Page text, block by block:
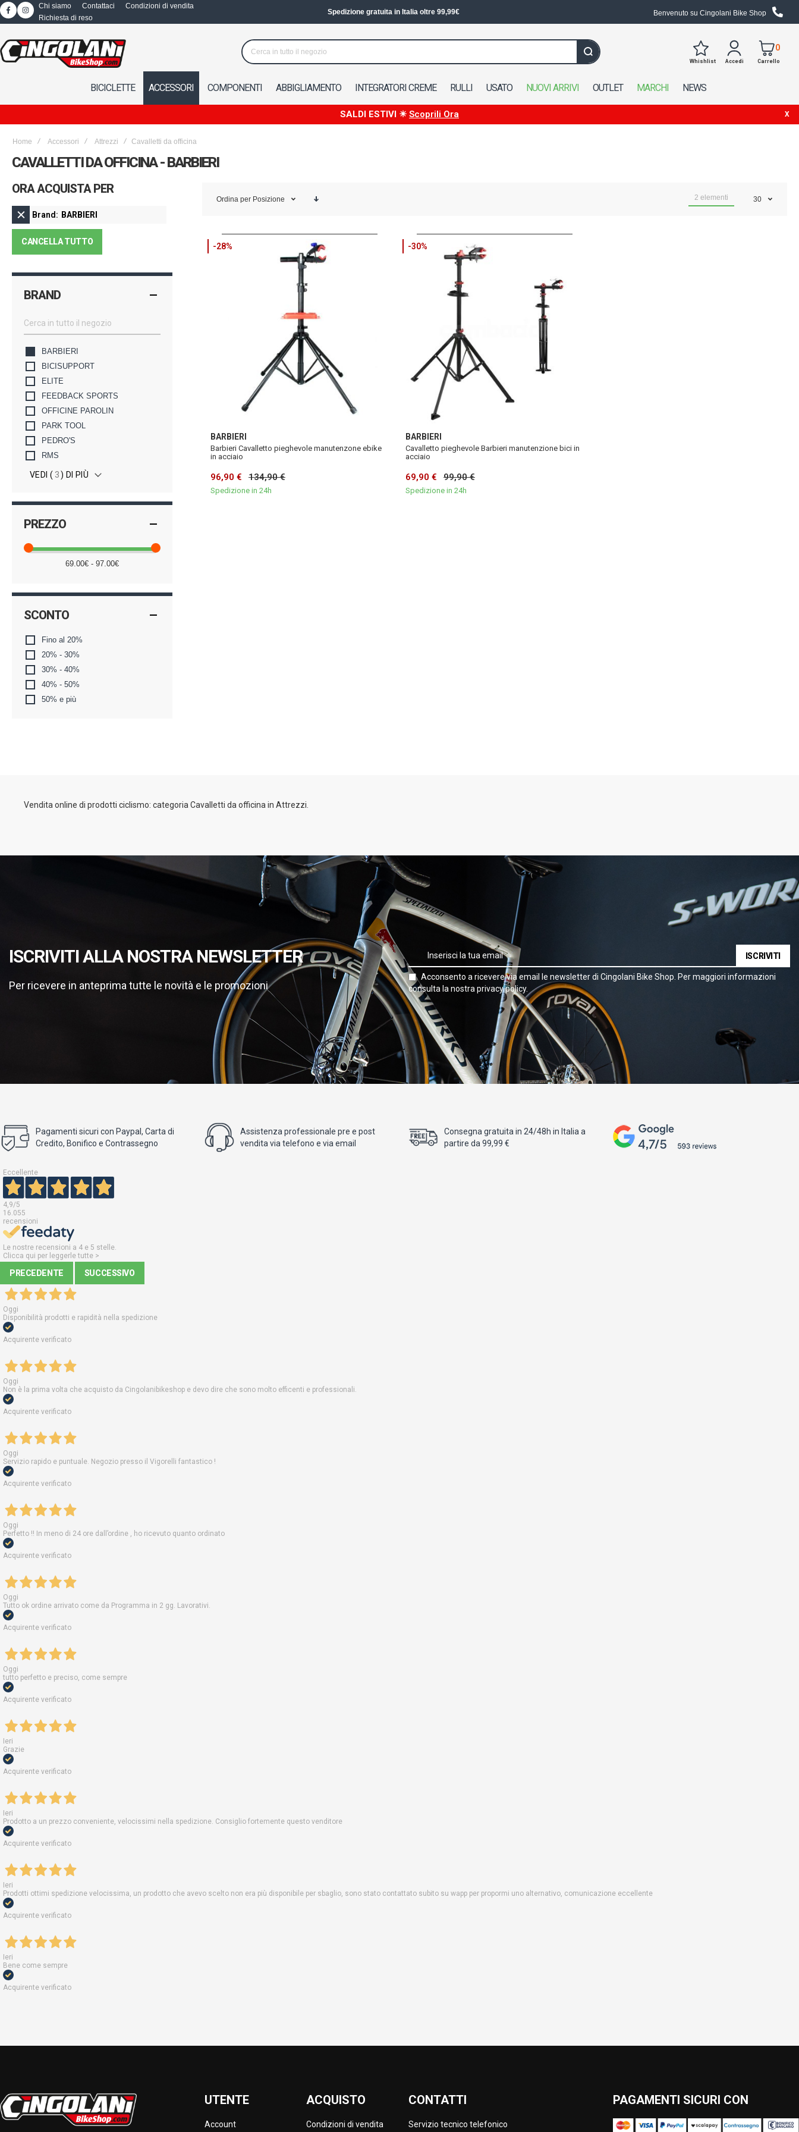
Chi siamo Contattaci
Condizioni di vendita
Richiesta di reso
Spedizione in 24/48h in Italia Benvenuto su Cingolani Bike Shop
Accedi
Whishlist
0
Carrello
BICICLETTE ACCESSORI COMPONENTI ABBIGLIAMENTO INTEGRATORI CREME RULLI USATO NUOVI ARRIVI OUTLET MARCHI NEWS
SALDI ESTIVI ☀ Scoprili Ora
Home Accessori Attrezzi Cavalletti da officina
CAVALLETTI DA OFFICINA - BARBIERI
Ordina per Posizione 2 elementi 30
-28%
BARBIERI
Barbieri Cavalletto pieghevole manutenzone ebike
in acciaio
96,90 € 134,90 €
Spedizione in 24h
-30%
BARBIERI
Cavalletto pieghevole Barbieri manutenzione bici in
acciaio
69,90 € 99,90 €
Spedizione in 24h
ORA ACQUISTA PER
Brand BARBIERI
CANCELLA TUTTO
BRAND
BARBIERI
BICISUPPORT
ELITE
FEEDBACK SPORTS
OFFICINE PAROLIN
PARK TOOL
PEDRO'S
RMS
VEDI ( 3) DI PIÙ
PREZZO
69.00€ - 97.00€
SCONTO
Fino al 20%
20% - 30%
30% - 40%
40% - 50%
50% e più
Vendita online di prodotti ciclismo: categoria Cavalletti da officina in Attrezzi.
ISCRIVITI ALLA NOSTRA NEWSLETTER
Per ricevere in anteprima tutte le novità e le promozioni
ISCRIVITI
Acconsento a ricevere via email le newsletter di Cingolani Bike Shop. Per maggiori informazioni
consulta la nostra privacy policy.
Pagamenti sicuri con Paypal, Carta di
Credito, Bonifico e Contrassegno
Assistenza professionale pre e post
vendita via telefono e via email
Consegna gratuita in 24/48h in Italia a
partire da 99,99 €
Eccellente
4,9/5
16.055
recensioni
Le nostre recensioni a 4 e 5 stelle.
Clicca qui per leggerle tutte >
PRECEDENTE SUCCESSIVO
Oggi
Disponibilità prodotti e rapidità nella spedizione
Acquirente verificato
Oggi
Non è la prima volta che acquisto da Cingolanibikeshop e devo dire che sono molto efficenti e professionali.
Acquirente verificato
Oggi
Servizio rapido e puntuale. Negozio presso il Vigorelli fantastico !
Acquirente verificato
Oggi
Perfetto !! In meno di 24 ore dall’ordine , ho ricevuto quanto ordinato
Acquirente verificato
Oggi
Tutto ok ordine arrivato come da Programma in 2 gg. Lavorativi.
Acquirente verificato
Oggi
tutto perfetto e preciso, come sempre
Acquirente verificato
Ieri
Grazie
Acquirente verificato
Ieri
Prodotto a un prezzo conveniente, velocissimi nella spedizione. Consiglio fortemente questo venditore
Acquirente verificato
Ieri
Prodotti ottimi spedizione velocissima, un prodotto che avevo scelto non era più disponibile per sbaglio, sono stato contattato subito su wapp per propormi uno alternativo, comunicazione eccellente
Acquirente verificato
Ieri
Bene come sempre
Acquirente verificato
UTENTE
Account
ACQUISTO
Condizioni di vendita
CONTATTI
Servizio tecnico telefonico
PAGAMENTI SICURI CON